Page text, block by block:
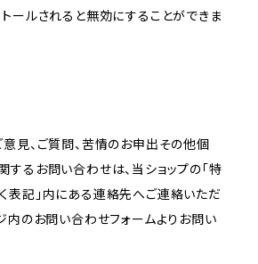
ールされると無効にすることができま
見、ご質問、苦情のお申出その他個
するお問い合わせは、当ショップの「特
表記」内にある連絡先へご連絡いただ
内のお問い合わせフォームよりお問い